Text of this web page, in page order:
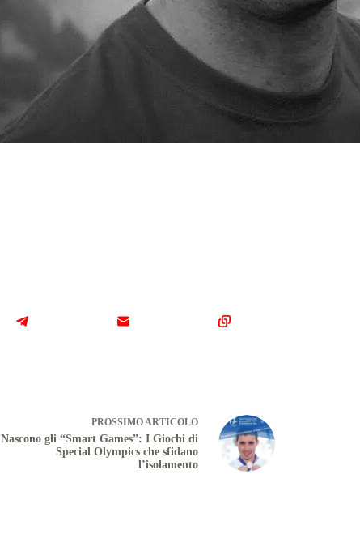
PROSSIMOARTICOLO
Nascono gli “Smart Games”: I Giochi di
Special Olympics che sfidano
l’isolamento